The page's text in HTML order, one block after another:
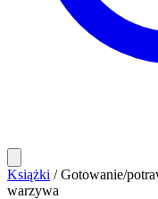
Książki / Gotowanie/
warzywa